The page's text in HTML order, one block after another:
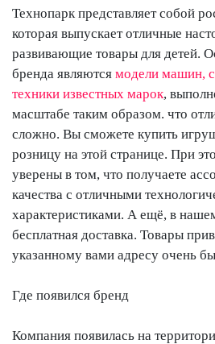
Технопарк представляет собой
которая выпускает отличные
развивающие товары для детей.
бренда являются модели машин,
техники известных марок,
масштабе таким образом. что
сложно. Вы сможете купить
розницу на этой странице. При
уверены в том, что получаете
качества с отличными
характеристиками. А ещё, в
бесплатная доставка. Товары
указанному вами адресу очень
Где появился бренд
Компания появилась на